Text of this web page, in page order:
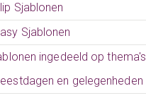
Sjablonen
Sjablonen
ingedeeld op thema's
en gelegenheden